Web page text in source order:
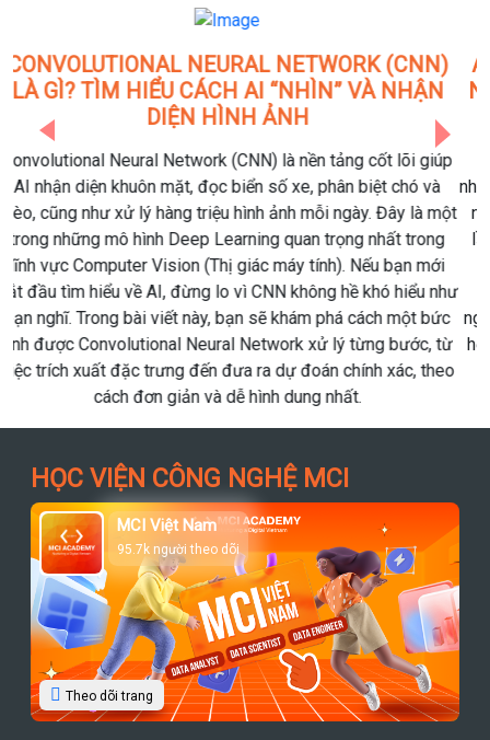
AZURE DATABRICKS THÁNG 6/2026: 10 CẬP
NHẬT QUAN TRỌNG DOANH NGHIỆP DATA &
AI KHÔNG NÊN BỎ LỠ
Azure Databricks tiếp tục khẳng định vị thế là một trong
những nền tảng Data & AI hàng đầu khi công bố hàng loạt tính
năng mới trong bản cập nhật tháng 6/2026. Những cải tiến
lần này không chỉ tập trung vào AI Agents mà còn mở rộng
khả năng tích hợp với Microsoft Fabric, OneLake, Unity
Catalog và nhiều nguồn dữ liệu doanh nghiệp. Nếu doanh
nghiệp đang triển khai Modern Data Platform hoặc xây dựng
hệ thống AI nội bộ, đây là những cập nhật đáng để theo dõi.
Previous
HỌC VIỆN CÔNG NGHỆ MCI
MCI Việt Nam
95.7k người theo dõi
Theo dõi trang
Chương Trình Đào Tạo